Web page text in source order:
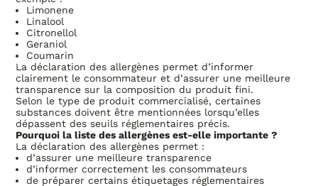
Limonene
Linalool
Citronellol
Geraniol
Coumarin
La déclaration des allergènes permet d’informer
clairement le consommateur et d’assurer une meilleure
transparence sur la composition du produit fini.
Selon le type de produit commercialisé, certaines
substances doivent être mentionnées lorsqu’elles
dépassent des seuils réglementaires précis.
Pourquoi la liste des allergènes est-elle importante ?
La déclaration des allergènes permet :
d’assurer une meilleure transparence
d’informer correctement les consommateurs
de préparer certains étiquetages réglementaires